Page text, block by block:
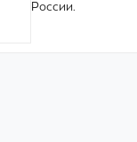
России.